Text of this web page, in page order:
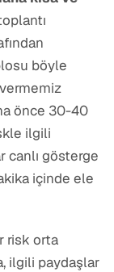
böyle
önce 30-40
ilgili
canlı gösterge
içinde ele
risk orta
ilgili paydaşlar